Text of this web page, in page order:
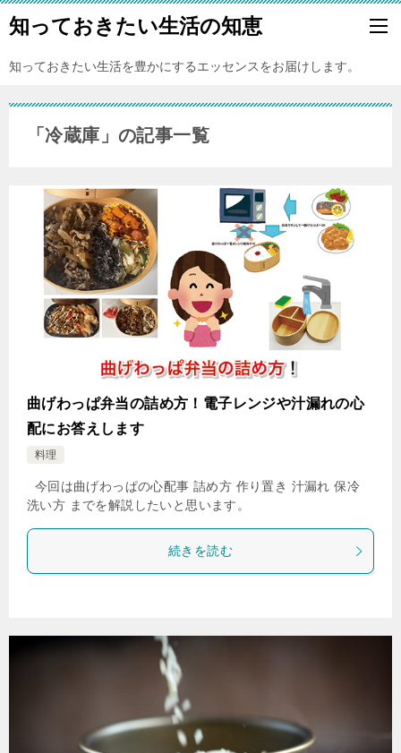
知っておきたい生活の知恵
知っておきたい生活を豊かにするエッセンスをお届けします。
「冷蔵庫」の記事一覧
曲げわっぱ弁当の詰め方！電子レンジや汁漏れの心
配にお答えします
料理
今回は曲げわっぱの心配事 詰め方 作り置き 汁漏れ 保冷
洗い方 までを解説したいと思います。
続きを読む